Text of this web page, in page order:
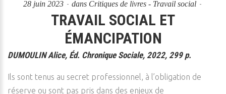
28 juin 2023 dans Critiques de livres - Travail social
TRAVAIL SOCIAL ET
ÉMANCIPATION
DUMOULIN Alice, Éd. Chronique Sociale, 2022, 299 p.
Ils sont tenus au secret professionnel, à l’obligation de
réserve ou sont pas pris dans des enjeux de